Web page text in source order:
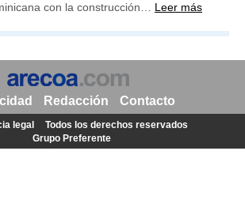
con la construcción… Leer más
Redacción Contacto
legal
Todos los derechos reservados
Grupo Preferente